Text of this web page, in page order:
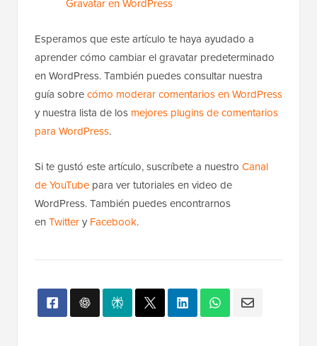
Gravatar en WordPress
Esperamos que este artículo te haya ayudado a
aprender cómo cambiar el gravatar predeterminado
en WordPress. También puedes consultar nuestra
guía sobrecómo moderar comentarios en WordPress
y nuestra lista de los mejores plugins de comentarios
para WordPress.
Si te gustó este artículo, suscríbete a nuestro Canal
de YouTube para ver tutoriales en video de
WordPress. También puedes encontrarnos
en Twittery Facebook.